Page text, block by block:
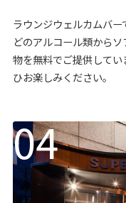
ラウンジウェルカムバ
どのアルコール類から
物を無料でご提供して
ひお楽しみください。